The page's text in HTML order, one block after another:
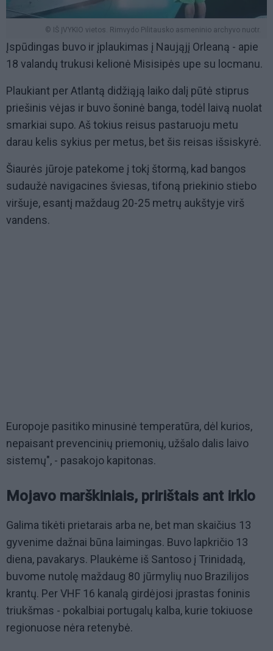
© IŠ ĮVYKIO vietos. Rimvydo Pilitausko asmeninio archyvo nuotr.
Įspūdingas buvo ir įplaukimas į Naująjį Orleaną - apie
18 valandų trukusi kelionė Misisipės upe su locmanu.
Plaukiant per Atlantą didžiąją laiko dalį pūtė stiprus
priešinis vėjas ir buvo šoninė banga, todėl laivą nuolat
smarkiai supo. Aš tokius reisus pastaruoju metu
darau kelis sykius per metus, bet šis reisas išsiskyrė.
Šiaurės jūroje patekome į tokį štormą, kad bangos
sudaužė navigacines šviesas, tifoną priekinio stiebo
viršuje, esantį maždaug 20-25 metrų aukštyje virš
vandens.
Europoje pasitiko minusinė temperatūra, dėl kurios,
nepaisant prevencinių priemonių, užšalo dalis laivo
sistemų", - pasakojo kapitonas.
Mojavo marškiniais, pririštais ant irklo
Galima tikėti prietarais arba ne, bet man skaičius 13
gyvenime dažnai būna laimingas. Buvo lapkričio 13
diena, pavakarys. Plaukėme iš Santoso į Trinidadą,
buvome nutolę maždaug 80 jūrmylių nuo Brazilijos
krantų. Per VHF 16 kanalą girdėjosi įprastas foninis
triukšmas - pokalbiai portugalų kalba, kurie tokiuose
regionuose nėra retenybė.